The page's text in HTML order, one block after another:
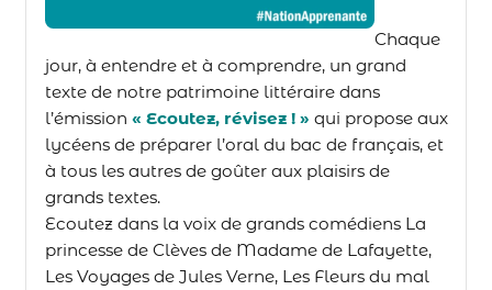
Chaque
jour, à entendre et à comprendre, un grand
texte de notre patrimoine littéraire dans
l’émission « Ecoutez, révisez ! » qui propose aux
lycéens de préparer l’oral du bac de français, et
à tous les autres de goûter aux plaisirs de
grands textes.
Ecoutez dans la voix de grands comédiens La
princesse de Clèves de Madame de Lafayette,
Les Voyages de Jules Verne, Les Fleurs du mal